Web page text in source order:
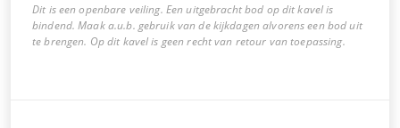
Dit is een openbare veiling. Een uitgebracht bod op dit kavel is
bindend. Maak a.u.b. gebruik van de kijkdagen alvorens een bod uit
te brengen. Op dit kavel is geen recht van retour van toepassing.